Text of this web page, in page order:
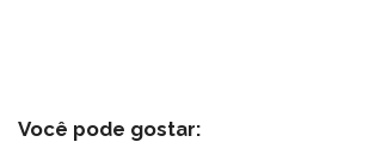
Você pode gostar: